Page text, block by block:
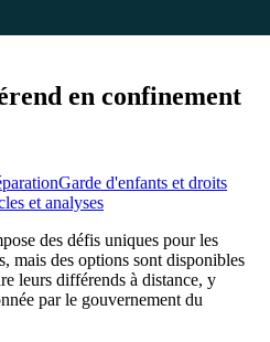
en confinement
Garde d'enfants et droits
et analyses
des défis uniques pour les
mais des options sont disponibles
leurs différends à distance, y
par le gouvernement du